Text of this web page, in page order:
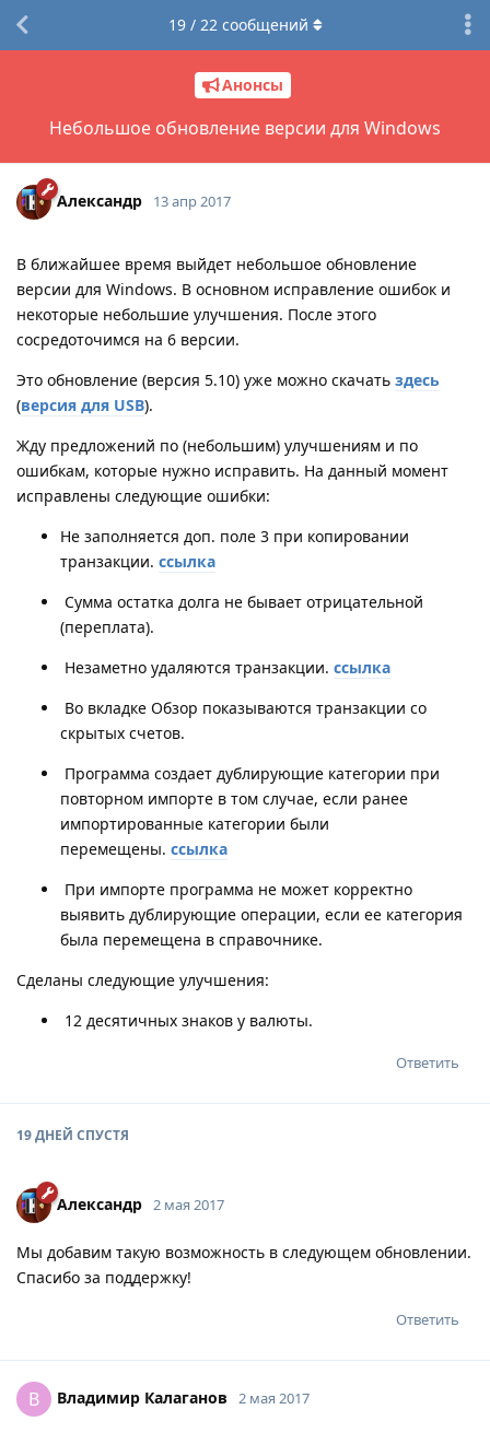
Анонсы
Небольшое обновление версии для Windows
19/ 22сообщений
Александр 13 апр 2017
В ближайшее время выйдет небольшое обновление
версии для Windows. В основном исправление ошибок и
некоторые небольшие улучшения. После этого
сосредоточимся на 6 версии.
Это обновление (версия 5.10) уже можно скачать здесь
(версия для USB).
Жду предложений по (небольшим) улучшениям и по
ошибкам, которые нужно исправить. На данный момент
исправлены следующие ошибки:
Не заполняется доп. поле 3 при копировании
транзакции. ссылка
Сумма остатка долга не бывает отрицательной
(переплата).
Незаметно удаляются транзакции. ссылка
Во вкладке Обзор показываются транзакции со
скрытых счетов.
Программа создает дублирующие категории при
повторном импорте в том случае, если ранее
импортированные категории были
перемещены. ссылка
При импорте программа не может корректно
выявить дублирующие операции, если ее категория
была перемещена в справочнике.
Сделаны следующие улучшения:
12 десятичных знаков у валюты.
Ответить
19 ДНЕЙ СПУСТЯ
Александр 2 мая 2017
Мы добавим такую возможность в следующем обновлении.
Спасибо за поддержку!
Ответить
В Владимир Калаганов 2 мая 2017